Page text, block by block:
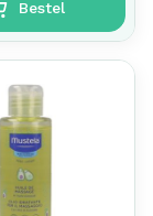
Bestel